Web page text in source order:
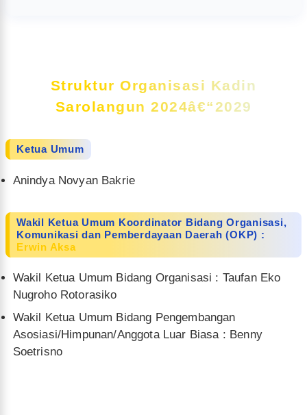
Struktur Organisasi Kadin
Sarolangun 2024â€“2029
Ketua Umum
Anindya Novyan Bakrie
Wakil Ketua Umum Koordinator Bidang Organisasi,
Komunikasi dan Pemberdayaan Daerah (OKP) :
Erwin Aksa
Wakil Ketua Umum Bidang Organisasi : Taufan Eko
Nugroho Rotorasiko
Wakil Ketua Umum Bidang Pengembangan
Asosiasi/Himpunan/Anggota Luar Biasa : Benny
Soetrisno